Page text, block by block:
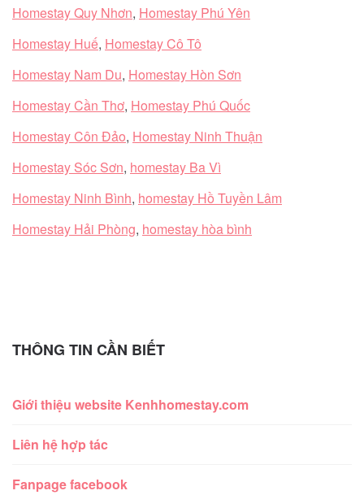
Homestay Quy Nhơn, Homestay Phú Yên
Homestay Huế, Homestay Cô Tô
Homestay Nam Du, Homestay Hòn Sơn
Homestay Cần Thơ, Homestay Phú Quốc
Homestay Côn Đảo, Homestay Ninh Thuận
Homestay Sóc Sơn, homestay Ba Vì
Homestay Ninh Bình, homestay Hồ Tuyền Lâm
Homestay Hải Phòng, homestay hòa bình
THÔNG TIN CẦN BIẾT
Giới thiệu website Kenhhomestay.com
Liên hệ hợp tác
Fanpage facebook